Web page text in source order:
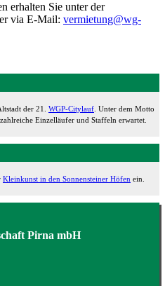
erhalten Sie unter der
via E-Mail: vermietung@wg-
der 21. WGP-Citylauf . Unter dem Motto
Einzelläufer und Staffeln erwartet.
Kleinkunst in den Sonnensteiner Höfen ein.
Pirna mbH